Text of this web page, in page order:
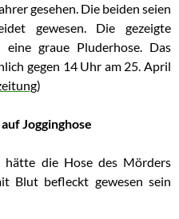
gesehen. Die beiden seien
gewesen. Die gezeigte
eine graue Pluderhose. Das
gegen 14 Uhr am 25. April
)
Jogginghose
hätte die Hose des Mörders
Blut befleckt gewesen sein